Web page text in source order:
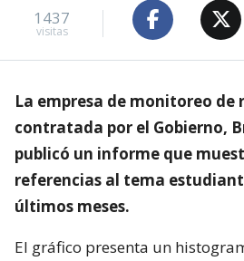
1437
visitas
La empresa de monitoreo de
contratada por el Gobierno,
publicó un informe que
referencias al tema
últimos meses.
El gráfico presenta un